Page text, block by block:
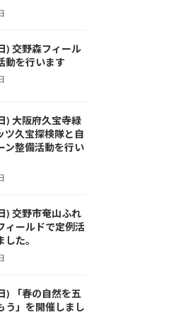
) 交野森フィール
動を行います
) 大阪府久宝寺緑
ツ久宝探検隊と自
ン整備活動を行い
) 交野市奄山ふれ
ィールドで定例活
た。
) 「春の自然を五
う」を開催しまし